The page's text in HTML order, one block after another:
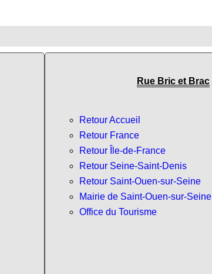
Rue Bric et Brac
Retour Accueil
Retour France
Retour Île-de-France
Retour Seine-Saint-Denis
Retour Saint-Ouen-sur-Seine
Mairie de Saint-Ouen-sur-Seine
Office du Tourisme